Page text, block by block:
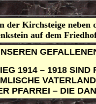
der Kirchsteige
auf dem
1914 – 1918
PFARREI – DIE